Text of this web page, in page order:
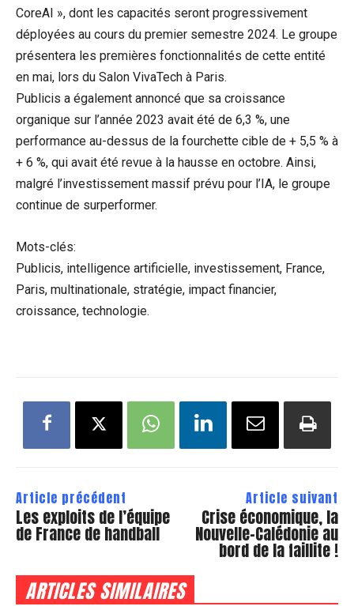
CoreAI », dont les capacités seront progressivement
déployées au cours du premier semestre 2024. Le groupe
présentera les premières fonctionnalités de cette entité
en mai, lors du Salon VivaTech à Paris.
Publicis a également annoncé que sa croissance
organique sur l’année 2023 avait été de 6,3 %, une
performance au-dessus de la fourchette cible de + 5,5 % à
+ 6 %, qui avait été revue à la hausse en octobre. Ainsi,
malgré l’investissement massif prévu pour l’IA, le groupe
continue de surperformer.
Mots-clés:
Publicis, intelligence artificielle, investissement, France,
Paris, multinationale, stratégie, impact financier,
croissance, technologie.
Article précédent
Les exploits de l’équipe
de France de handball
Article suivant
Crise économique, la
Nouvelle-Calédonie au
bord de la faillite !
ARTICLES SIMILAIRES